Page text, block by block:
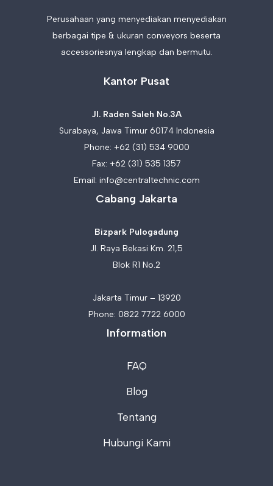
Perusahaan yang menyediakan menyediakan
berbagai tipe & ukuran conveyors beserta
accessoriesnya lengkap dan bermutu.
Kantor Pusat
Jl. Raden Saleh No.3A
Surabaya, Jawa Timur 60174 Indonesia
Phone: +62 (31) 534 9000
Fax: +62 (31) 535 1357
Email: info@centraltechnic.com
Cabang Jakarta
Bizpark Pulogadung
Jl. Raya Bekasi Km. 21,5
Blok R1 No.2
Jakarta Timur – 13920
Phone: 0822 7722 6000
Information
FAQ
Blog
Tentang
Hubungi Kami